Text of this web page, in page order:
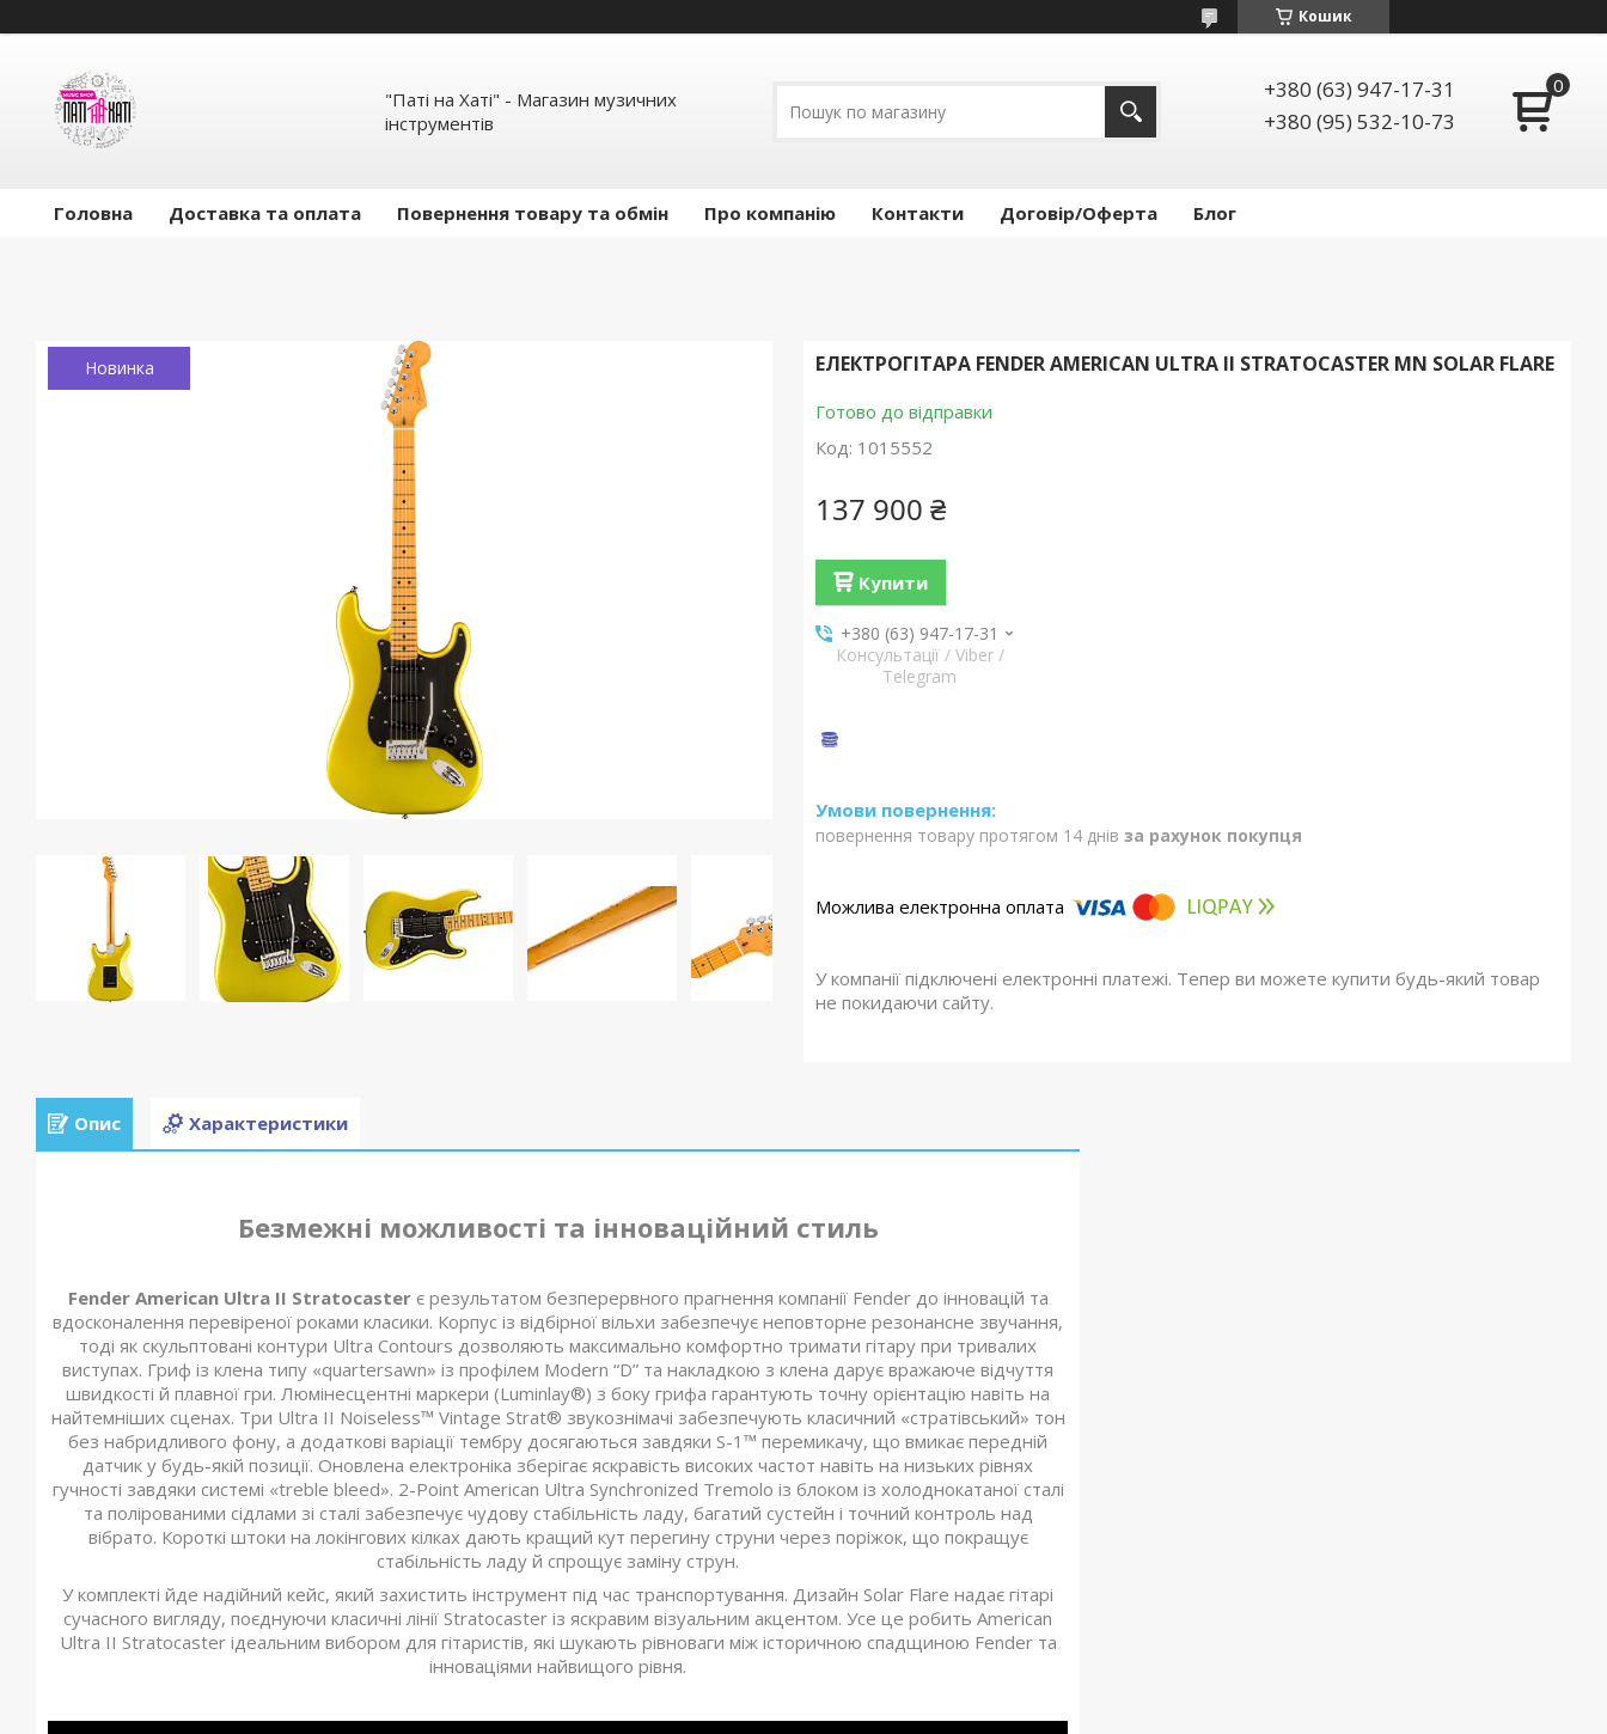
Кошик
"Паті на Хаті" - Магазин музичних
інструментів
+380 (63) 947-17-31
+380 (95) 532-10-73
Головна Доставка та оплата Повернення товару та обмін Про компанію Контакти Договір/Оферта Блог
Новинка ЕЛЕКТРОГІТАРА FENDER AMERICAN ULTRA II STRATOCASTER MN SOLAR FLARE
Готово до відправки
Код: 1015552
137 900 ₴
Купити
+380 (63) 947-17-31
Консультації / Viber /
Telegram
повернення товару протягом 14 днів за рахунок покупця
У компанії підключені електронні платежі. Тепер ви можете купити будь-який товар
не покидаючи сайту.
Опис Характеристики
Безмежні можливості та інноваційний стиль
Fender American Ultra II Stratocasterє результатом безперервного прагнення компанії Fender до інновацій та
вдосконалення перевіреної роками класики. Корпус із відбірної вільхи забезпечує неповторне резонансне звучання,
тоді як скульптовані контури Ultra Contours дозволяють максимально комфортно тримати гітару при тривалих
виступах. Гриф із клена типу «quartersawn» із профілем Modern “D” та накладкою з клена дарує вражаюче відчуття
швидкості й плавної гри. Люмінесцентні маркери (Luminlay®) з боку грифа гарантують точну орієнтацію навіть на
найтемніших сценах. Три Ultra II Noiseless™ Vintage Strat® звукознімачі забезпечують класичний «стратівський» тон
без набридливого фону, а додаткові варіації тембру досягаються завдяки S-1™ перемикачу, що вмикає передній
датчик у будь-якій позиції. Оновлена електроніка зберігає яскравість високих частот навіть на низьких рівнях
гучності завдяки системі «treble bleed». 2-Point American Ultra Synchronized Tremolo із блоком із холоднокатаної сталі
та полірованими сідлами зі сталі забезпечує чудову стабільність ладу, багатий сустейн і точний контроль над
вібрато. Короткі штоки на локінгових кілках дають кращий кут перегину струни через поріжок, що покращує
стабільність ладу й спрощує заміну струн.
У комплекті йде надійний кейс, який захистить інструмент під час транспортування. Дизайн Solar Flare надає гітарі
сучасного вигляду, поєднуючи класичні лінії Stratocaster із яскравим візуальним акцентом. Усе це робить American
Ultra II Stratocaster ідеальним вибором для гітаристів, які шукають рівноваги між історичною спадщиною Fender та
інноваціями найвищого рівня.